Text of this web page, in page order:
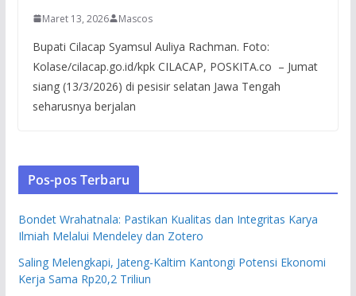
Maret 13, 2026 Mascos
Bupati Cilacap Syamsul Auliya Rachman. Foto:
Kolase/cilacap.go.id/kpk CILACAP, POSKITA.co – Jumat
siang (13/3/2026) di pesisir selatan Jawa Tengah
seharusnya berjalan
Pos-pos Terbaru
Bondet Wrahatnala: Pastikan Kualitas dan Integritas Karya
Ilmiah Melalui Mendeley dan Zotero
Saling Melengkapi, Jateng-Kaltim Kantongi Potensi Ekonomi
Kerja Sama Rp20,2 Triliun